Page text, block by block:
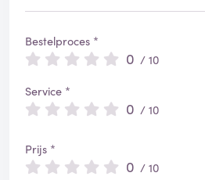
Bestelproces *
0 / 10
Service *
0 / 10
Prijs *
0 / 10